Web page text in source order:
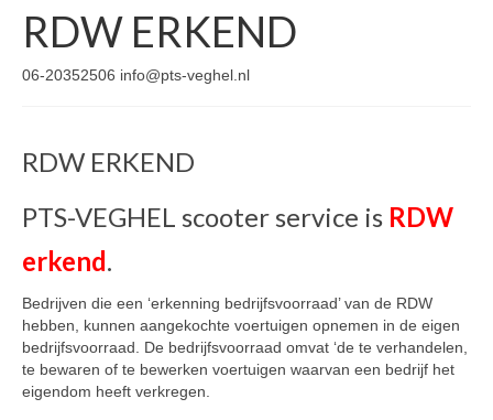
Atv’s / Quads
Scooter Financiering
Gebruikte scooters en motoren
Bedrijfgegevens
Werkplaats
Openingstijden pts-veghel scooters
RDW ERKEND
Zakelijke scooter
RDW ERKEND
06-20352506 info@pts-veghel.nl
RDW ERKEND
PTS-VEGHEL scooter service is RDW
erkend.
Bedrijven die een ‘erkenning bedrijfsvoorraad’ van de RDW
hebben, kunnen aangekochte voertuigen opnemen in de eigen
bedrijfsvoorraad. De bedrijfsvoorraad omvat ‘de te verhandelen,
te bewaren of te bewerken voertuigen waarvan een bedrijf het
eigendom heeft verkregen.